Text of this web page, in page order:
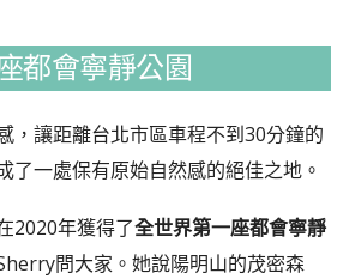
都會寧靜公園
，讓距離台北市區車程不到30分鐘的
了一處保有原始自然感的絕佳之地。
2020年獲得了全世界第一座都會寧靜
問大家。她說陽明山的茂密森